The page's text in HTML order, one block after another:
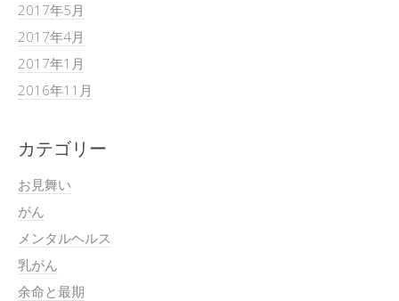
2017年5月
2017年4月
2017年1月
2016年11月
カテゴリー
お見舞い
がん
メンタルヘルス
乳がん
余命と最期